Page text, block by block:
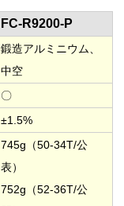
FC-R9200-P
鍛造アルミニウム、
中空
〇
±1.5%
745g（50-34T/公
表）
752g（52-36T/公